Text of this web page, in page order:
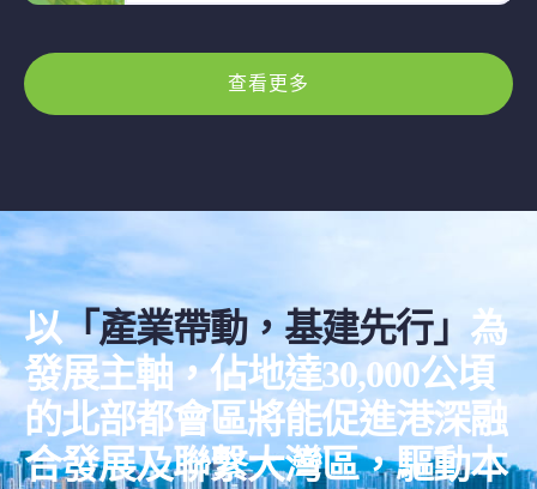
查看更多
以「產業帶動，基建先行」 為
發展主軸，佔地達30,000公頃
的北部都會區將能促進港深融
合發展及聯繫大灣區，驅動本